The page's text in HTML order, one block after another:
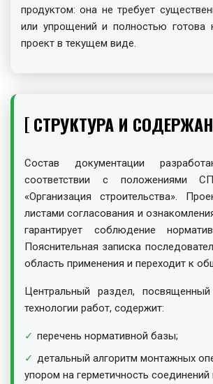
продуктом: она не требует
или упрощений и полностью
проект в текущем виде.
СТРУКТУРА И
Состав документации
соответствии с положениями СП
«Организация строительства».
листами согласования и
гарантирует соблюдение
Пояснительная записка
область применения и переходит к
Центральный раздел,
технологии работ, содержит:
перечень нормативной базы;
детальный алгоритм монтажных
упором на герметичность соединений